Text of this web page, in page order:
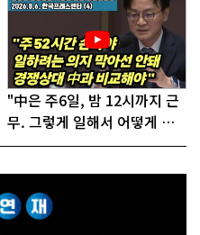
"中은 주6일, 밤 12시까지 근
무. 그렇게 일해서 어떻게 경
쟁하냐 반문하더라"